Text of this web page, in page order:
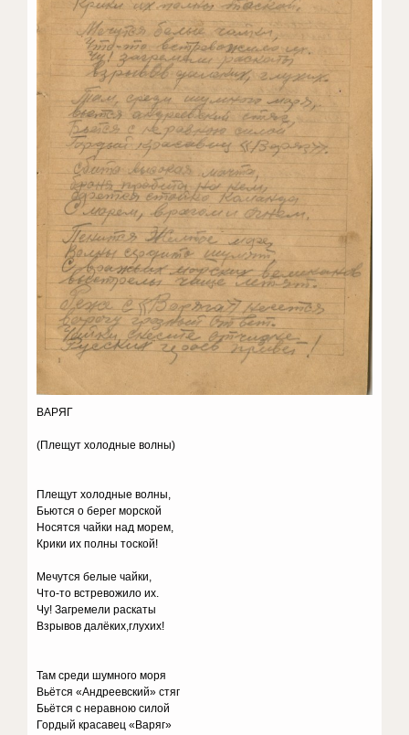
ВАРЯГ
(Плещут холодные волны)
Плещут холодные волны,
Бьются о берег морской
Носятся чайки над морем,
Крики их полны тоской!
Мечутся белые чайки,
Что-то встревожило их.
Чу! Загремели раскаты
Взрывов далёких,глухих!
Там среди шумного моря
Вьётся «Андреевский» стяг
Бьётся с неравною силой
Гордый красавец «Варяг»